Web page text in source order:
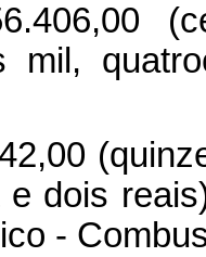
mil,
dois
-